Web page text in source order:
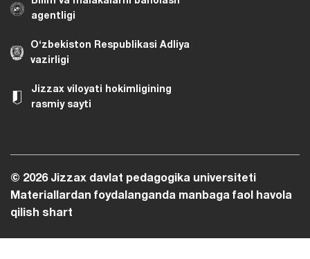
agentligi
O‘zbekiston Respublikasi Adliya
vazirligi
Jizzax viloyati hokimligining
rasmiy sayti
© 2026 Jizzax davlat pedagogika universiteti
Materiallardan foydalanganda manbaga faol havola
qilish shart